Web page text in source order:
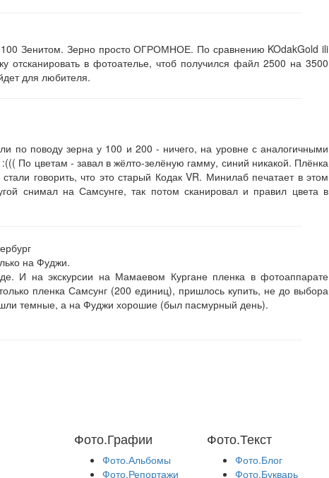
Зенитом. Зерно просто ОГРОМНОЕ. По сравнению KOdakGold ili
отсканировать в фотоателье, чтоб получился файл 2500 на 3500
для любителя.
по поводу зерна у 100 и 200 - ничего, на уровне с аналогичными
По цветам - завал в жёлто-зелёную гамму, синий никакой. Плёнка
говорить, что это старый Кодак VR. Минилаб печатает в этом
снимал на Самсунге, так потом сканировал и правил цвета в
на Фуджи.
И на экскурсии на Мамаевом Кургане пленка в фотоаппарате
пленка Самсунг (200 единиц), пришлось купить, не до выбора
темные, а на Фуджи хорошие (был пасмурный день).
Фото.Графии
Фото.Альбомы
Фото.Репортажи
Фото.Текст
Фото.Блог
Фото.Букварь